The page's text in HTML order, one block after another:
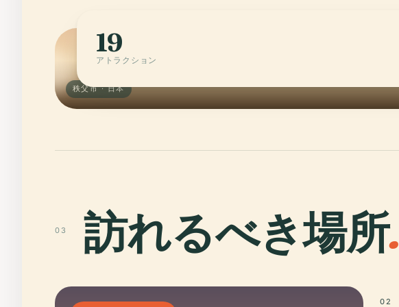
秩父市 · 日本
19
アトラクション
03 訪れるべき場所.
02